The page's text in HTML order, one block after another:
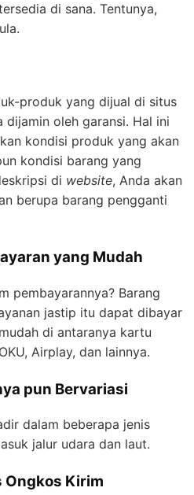
di sana. Tentunya,
produk yang dijual di situs
dijamin oleh garansi. Hal ini
kondisi produk yang akan
kondisi barang yang
di website, Anda akan
berupa barang pengganti
yang Mudah
pembayarannya? Barang
jastip itu dapat dibayar
di antaranya kartu
Airplay, dan lainnya.
pun Bervariasi
dalam beberapa jenis
jalur udara dan laut.
Ongkos Kirim